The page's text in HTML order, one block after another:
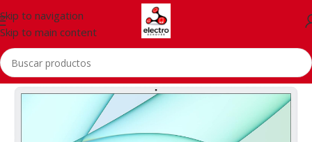
Skip to navigation
Skip to main content
Inicio/PCs